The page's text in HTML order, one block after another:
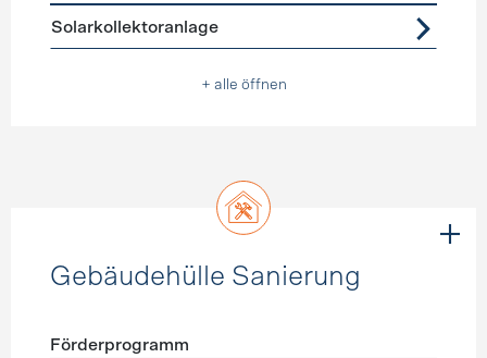
Förderprogramme
Solarkollektoranlage
+ alle öffnen
Gebäudehülle Sanierung
Förderprogramm